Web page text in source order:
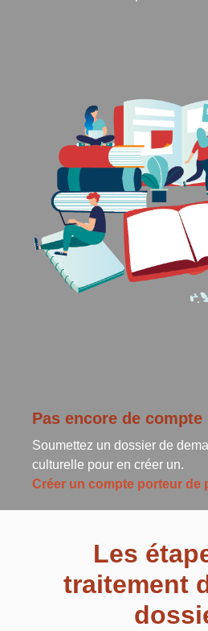
Pas encore de compte
Soumettez un dossier de
culturelle pour en créer un.
Créer un compte porteur de
Les
traitement